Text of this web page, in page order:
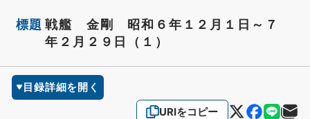
標題 戦艦 金剛 昭和６年１２月１日～７
年２月２９日（１）
目録詳細を開く
URIをコピー